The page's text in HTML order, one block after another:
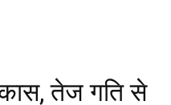
तेज गति से